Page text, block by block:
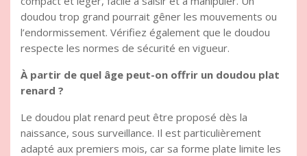
doudou trop grand pourrait gêner les mouvements ou
l’endormissement. Vérifiez également que le doudou
respecte les normes de sécurité en vigueur.
À partir de quel âge peut-on offrir un doudou plat
renard ?
Le doudou plat renard peut être proposé dès la
naissance, sous surveillance. Il est particulièrement
adapté aux premiers mois, car sa forme plate limite les